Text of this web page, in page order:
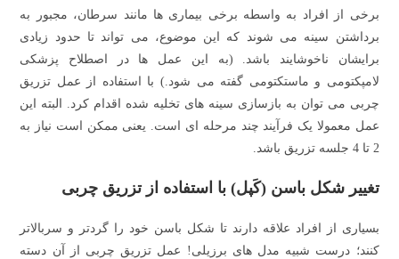
برخی از افراد به واسطه برخی بیماری ها مانند سرطان، مجبور به
برداشتن سینه می شوند که این موضوع، می تواند تا حدود زیادی
برایشان ناخوشایند باشد. (به این عمل ها در اصطلاح پزشکی
لامپکتومی و ماستکتومی گفته می شود.) با استفاده از عمل تزریق
چربی می توان به بازسازی سینه های تخلیه شده اقدام کرد. البته این
عمل معمولا یک فرآیند چند مرحله ای است. یعنی ممکن است نیاز به
2 تا 4 جلسه تزریق باشد.
تغییر شکل باسن (کَپل) با استفاده از تزریق چربی
بسیاری از افراد علاقه دارند تا شکل باسن خود را گردتر و سربالاتر
کنند؛ درست شبیه مدل های برزیلی! عمل تزریق چربی از آن دسته